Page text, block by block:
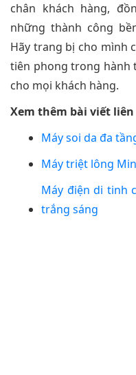
chân khách hàng,
những thành công
Hãy trang bị cho mình
tiên phong trong hành
cho mọi khách hàng.
Xem thêm bài viết
Máy soi da đa
Máy triệt lông
Máy điện di tinh
trắng sáng